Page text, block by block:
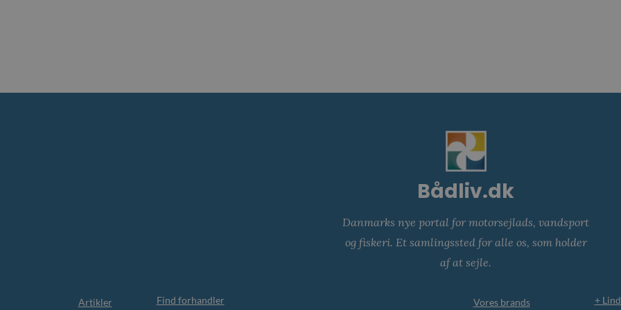
Bådliv.dk
Danmarks nye portal for motorsejlads, vandsport
og fiskeri. Et samlingssted for alle os, som holder
af at sejle.
Artikler
Find forhandler
Vores brands
+